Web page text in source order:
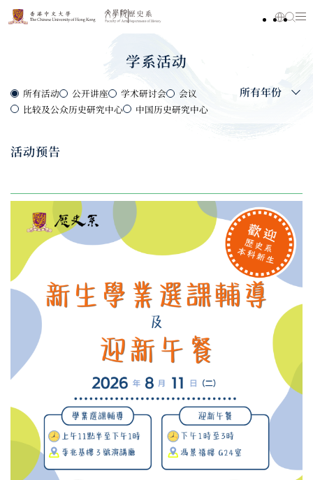
学系活动
所有活动 公开讲座 学术研讨会
会议
比较及公众历史研究中心
中国历史研究中心
所有年份
活动预告